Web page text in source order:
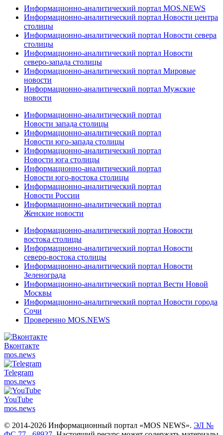
Информационно-аналитический портал MOS.NEWS
Информационно-аналитический портал Новости центра
столицы
Информационно-аналитический портал Новости севера
столицы
Информационно-аналитический портал Новости
северо-запада столицы
Информационно-аналитический портал Мировые
новости
Информационно-аналитический портал Мужские
новости
Информационно-аналитический портал
Новости запада столицы
Информационно-аналитический портал
Новости юго-запада столицы
Информационно-аналитический портал
Новости юга столицы
Информационно-аналитический портал
Новости юго-востока столицы
Информационно-аналитический портал
Новости России
Информационно-аналитический портал
Женские новости
Информационно-аналитический портал Новости
востока столицы
Информационно-аналитический портал Новости
северо-востока столицы
Информационно-аналитический портал Новости
Зеленограда
Информационно-аналитический портал Вести Новой
Москвы
Информационно-аналитический портал Новости города
Сочи
Проверенно MOS.NEWS
Вконтакте
mos.news
Telegram
mos.news
YouTube
mos.news
© 2014-2026 Информационный портал «MOS NEWS». ЭЛ №